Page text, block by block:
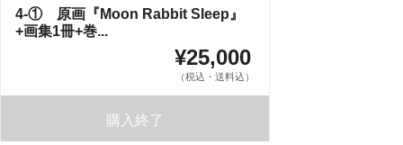
4-① 原画『Moon Rabbit Sleep』
+画集1冊+巻...
¥25,000
（税込・送料込）
購入終了